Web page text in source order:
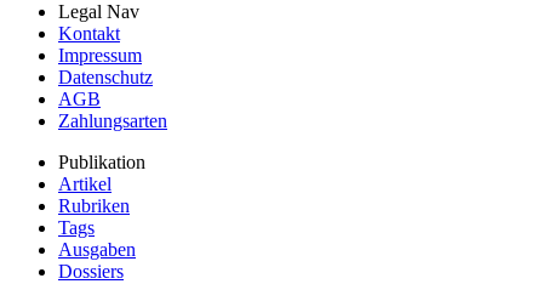
Legal Nav
Kontakt
Impressum
Datenschutz
AGB
Zahlungsarten
Publikation
Artikel
Rubriken
Tags
Ausgaben
Dossiers